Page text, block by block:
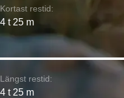
Kortast restid:
4 t 25 m
Längst restid:
4 t 25 m